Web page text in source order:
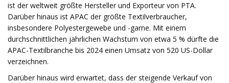
ist der weltweit größte Hersteller und Exporteur von PTA.
Darüber hinaus ist APAC der größte Textilverbraucher,
insbesondere Polyestergewebe und -garne. Mit einem
durchschnittlichen jährlichen Wachstum von etwa 5 % dürfte die
APAC-Textilbranche bis 2024 einen Umsatz von 520 US-Dollar
verzeichnen.
Darüber hinaus wird erwartet, dass der steigende Verkauf von